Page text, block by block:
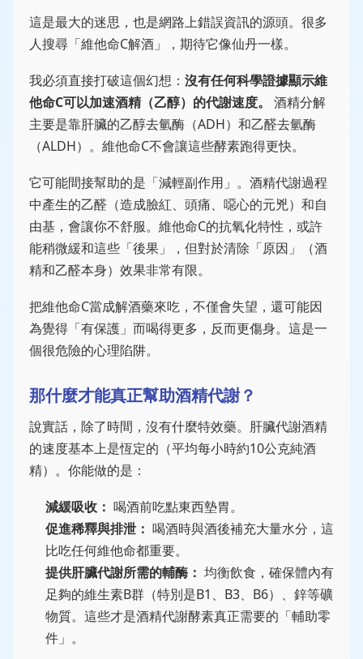
這是最大的迷思，也是網路上錯誤資訊的源頭。很多
人搜尋「維他命C解酒」，期待它像仙丹一樣。
我必須直接打破這個幻想： 沒有任何科學證據顯示維
他命C可以加速酒精（乙醇）的代謝速度。
酒精分解
主要是靠肝臟的乙醇去氫酶（ADH）和乙醛去氫酶
（ALDH）。維他命C不會讓這些酵素跑得更快。
它可能間接幫助的是「減輕副作用」。酒精代謝過程
中產生的乙醛（造成臉紅、頭痛、噁心的元兇）和自
由基，會讓你不舒服。維他命C的抗氧化特性，或許
能稍微緩和這些「後果」，但對於清除「原因」（酒
精和乙醛本身）效果非常有限。
把維他命C當成解酒藥來吃，不僅會失望，還可能因
為覺得「有保護」而喝得更多，反而更傷身。這是一
個很危險的心理陷阱。
那什麼才能真正幫助酒精代謝？
說實話，除了時間，沒有什麼特效藥。肝臟代謝酒精
的速度基本上是恆定的（平均每小時約10公克純酒
精）。你能做的是：
減緩吸收： 喝酒前吃點東西墊胃。
促進稀釋與排泄： 喝酒時與酒後補充大量水分，這
比吃任何維他命都重要。
提供肝臟代謝所需的輔酶： 均衡飲食，確保體內有
足夠的維生素B群（特別是B1、B3、B6）、鋅等礦
物質。這些才是酒精代謝酵素真正需要的「輔助零
件」。